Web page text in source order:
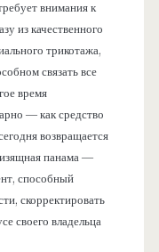
внимания к
из качественного
трикотажа,
связать все
время
— как средство
возвращается
панама —
способный
скорректировать
своего владельца